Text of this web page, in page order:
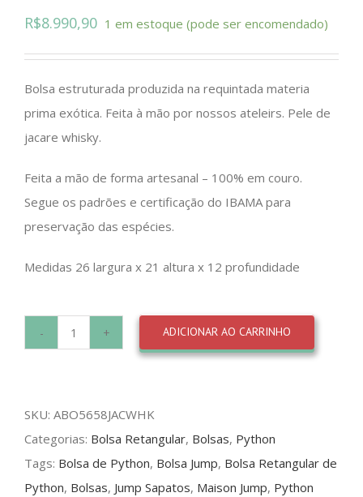
R$8.990,90 1 em estoque (pode ser encomendado)
Bolsa estruturada produzida na requintada materia
prima exótica. Feita à mão por nossos ateleirs. Pele de
jacare whisky.
Feita a mão de forma artesanal – 100% em couro.
Segue os padrões e certificação do IBAMA para
preservação das espécies.
Medidas 26 largura x 21 altura x 12 profundidade
jacare
quantidade
ADICIONAR AO CARRINHO
SKU: ABO5658JACWHK
Categorias: Bolsa Retangular, Bolsas, Python
Tags: Bolsa de Python, Bolsa Jump, Bolsa Retangular de
Python, Bolsas, Jump Sapatos, Maison Jump, Python